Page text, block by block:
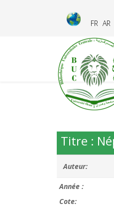
FR AR
Titre :
Auteur:
Année :
Cote: